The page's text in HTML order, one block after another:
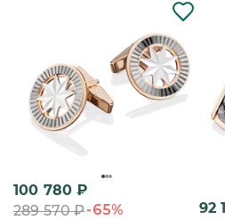
100 780 ₽
289 570₽-65% 92